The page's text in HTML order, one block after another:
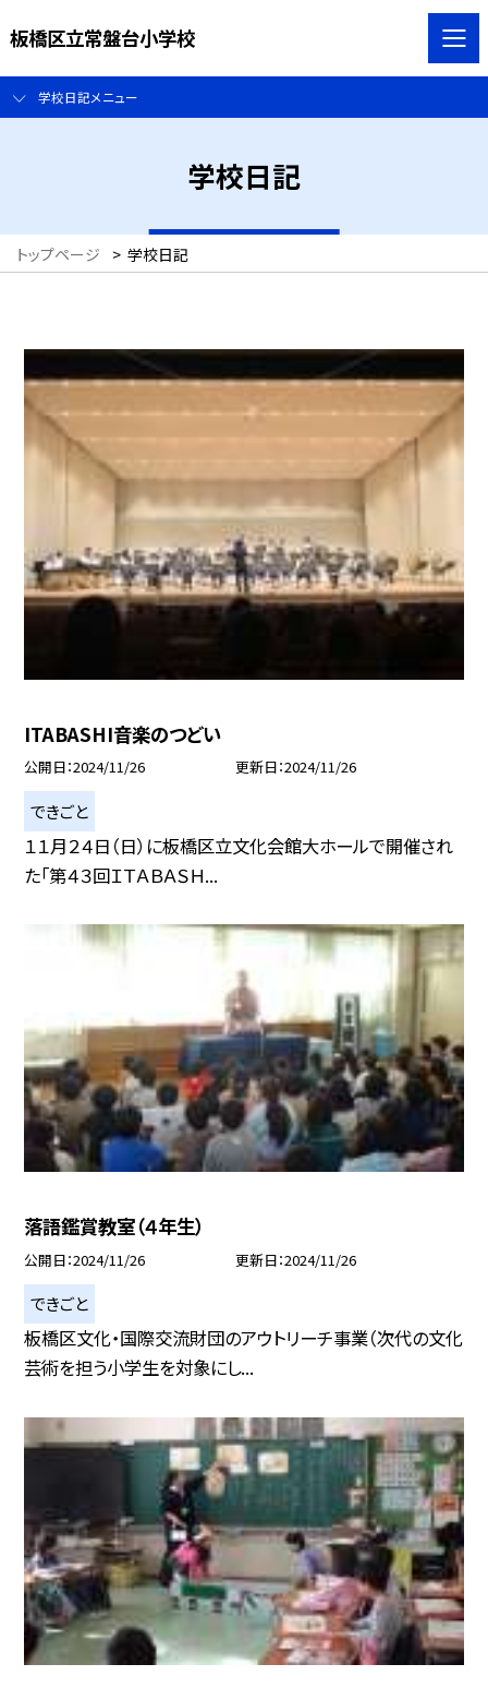
板橋区立常盤台小学校
学校日記メニュー
学校日記
トップページ > 学校日記
ITABASHI音楽のつどい
公開日 2024/11/26 更新日 2024/11/26
できごと
１１月２４日（日）に板橋区立文化会館大ホールで開催され
た「第４３回ＩＴＡＢＡＳＨ...
落語鑑賞教室（４年生）
公開日 2024/11/26 更新日 2024/11/26
できごと
板橋区文化・国際交流財団のアウトリーチ事業（次代の文化
芸術を担う小学生を対象にし...